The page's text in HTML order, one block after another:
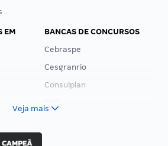
EM
BANCAS DE CONCURSOS
Cebraspe
Cesgranrio
Consulplan
Veja mais